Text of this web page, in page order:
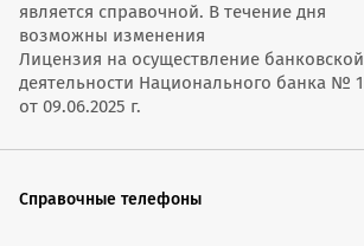
является справочной. В течение дня
возможны изменения
Лицензия на осуществление банковской
деятельности Национального банка № 1
от 09.06.2025 г.
Справочные телефоны